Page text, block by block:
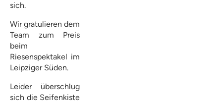
sich.
Wir gratulieren dem
Team zum Preis
beim
Riesenspektakel im
Leipziger Süden.
Leider überschlug
sich die Seifenkiste